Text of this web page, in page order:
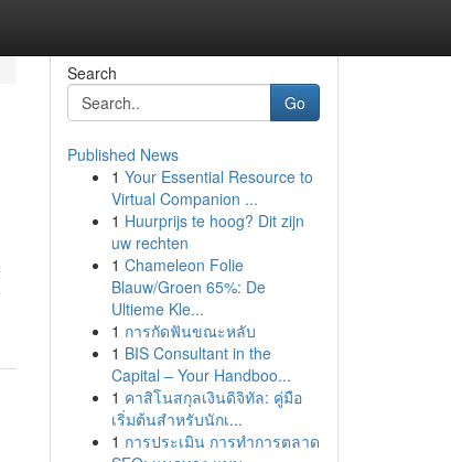
Search
Go
Published News
1 Your Essential Resource to
Virtual Companion ...
1 Huurprijs te hoog? Dit zijn
uw rechten
1 Chameleon Folie
Blauw/Groen 65%: De
Ultieme Kle...
1 การกัดฟันขณะหลับ
1 BIS Consultant in the
Capital – Your Handboo...
1 คาสิโนสกุลเงินดิจิทัล: คู่มือ
เริ่มต้นสำหรับนักเ...
1 การประเมิน การทำการตลาด